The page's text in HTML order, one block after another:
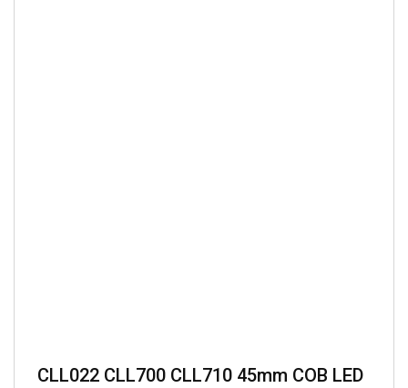
CLL022 CLL700 CLL710 45mm COB LED